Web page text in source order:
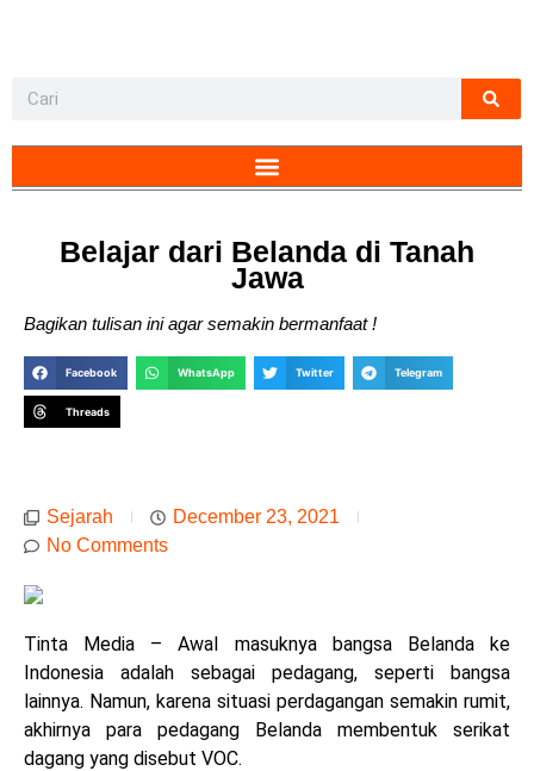
Belajar dari Belanda di Tanah
Jawa
Bagikan tulisan ini agar semakin bermanfaat !
Facebook WhatsApp Twitter Telegram
Threads
Sejarah
December 23, 2021
No Comments
Tinta Media – Awal masuknya bangsa Belanda ke
Indonesia adalah sebagai pedagang, seperti bangsa
lainnya. Namun, karena situasi perdagangan semakin rumit,
akhirnya para pedagang Belanda membentuk serikat
dagang yang disebut VOC.